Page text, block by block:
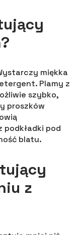
miękka
Plamy z
szybko,
proszków
podkładki pod
blatu.
z